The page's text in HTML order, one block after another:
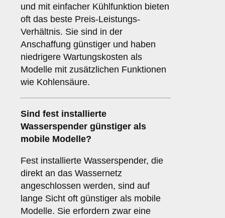
und mit einfacher Kühlfunktion bieten
oft das beste Preis-Leistungs-
Verhältnis. Sie sind in der
Anschaffung günstiger und haben
niedrigere Wartungskosten als
Modelle mit zusätzlichen Funktionen
wie Kohlensäure.
Sind fest installierte
Wasserspender günstiger als
mobile Modelle?
Fest installierte Wasserspender, die
direkt an das Wassernetz
angeschlossen werden, sind auf
lange Sicht oft günstiger als mobile
Modelle. Sie erfordern zwar eine